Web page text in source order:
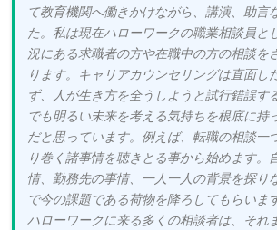
て教育機関へ働きかけながら、講演、助言
た。私は現在ハローワークの職業相談員と
況にある求職者の方や在職中の方の相談を
ります。キャリアカウンセリングは直面し
ず、人が生き方を全うしようと試行錯誤す
でも明るい未来を考える気持ちを根底に持
だと思っています。例えば、転職の相談一
り巻く諸事情を聴きとる事から始めます。
情、勤務先の事情、一人一人の背景を探り
で今の課題である荷物を降ろしてもらいます
ハローワークに来る多くの相談者は、それ